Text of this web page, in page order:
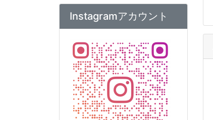
公式Instagramアカウントへ
はこちらから
アカウント運用ポリシー
【坂出高校】Instagramアカ
ウント運用ポリシー.pdf